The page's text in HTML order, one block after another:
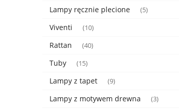
Lampy ręcznie plecione (5)
Viventi (10)
Rattan (40)
Tuby (15)
Lampy z tapet (9)
Lampy z motywem drewna (3)